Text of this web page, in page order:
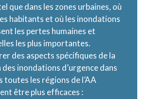
que dans les zones urbaines, où
habitants et où les inondations
les pertes humaines et
les plus importantes.
des aspects spécifiques de la
inondations d’urgence dans
toutes les régions de l’AA
être plus efficaces :